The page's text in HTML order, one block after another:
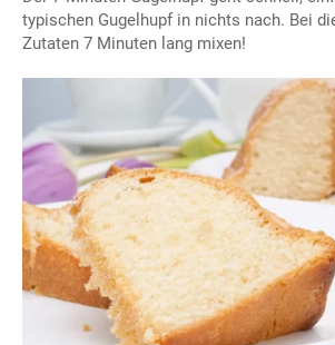
typischen Gugelhupf in nichts nach. Bei
Zutaten 7 Minuten lang mixen!